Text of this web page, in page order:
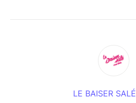
LE BAISER SALÉ